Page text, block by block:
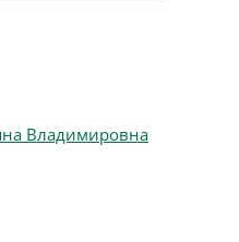
Владимировна